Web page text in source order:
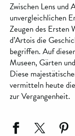
Zwischen Lens und
unvergleichlichen
Zeugen des Ersten
d’Artois die
begriffen. Auf
Museen, Gärten
Diese
vermitteln heute
zur Vergangenheit.